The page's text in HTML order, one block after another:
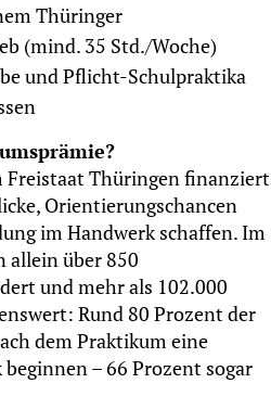
Thüringer
(mind. 35 Std./Woche)
und Pflicht-Schulpraktika
Freistaat Thüringen finanziert
Orientierungschancen
im Handwerk schaffen. Im
allein über 850
und mehr als 102.000
Rund 80 Prozent der
dem Praktikum eine
– 66 Prozent sogar